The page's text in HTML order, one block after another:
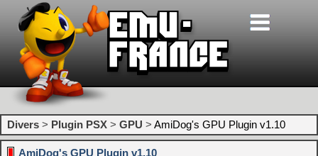
Divers > Plugin PSX > GPU > AmiDog's GPU Plugin v1.10
AmiDog's GPU Plugin v1.10